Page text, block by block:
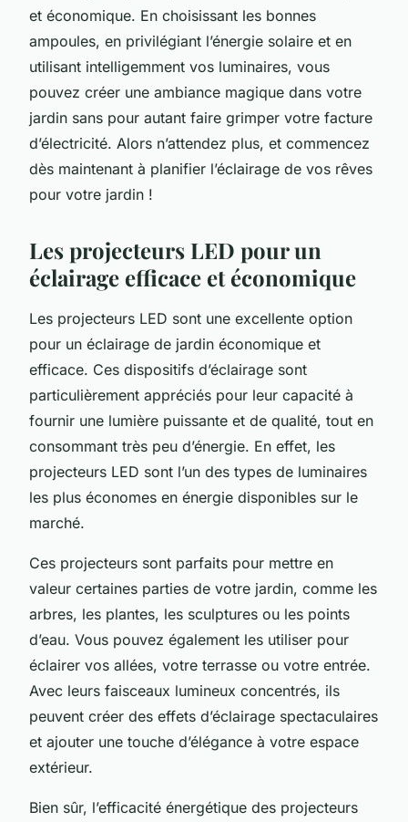
et économique. En choisissant les bonnes
ampoules, en privilégiant l’énergie solaire et en
utilisant intelligemment vos luminaires, vous
pouvez créer une ambiance magique dans votre
jardin sans pour autant faire grimper votre facture
d’électricité. Alors n’attendez plus, et commencez
dès maintenant à planifier l’éclairage de vos rêves
pour votre jardin !
Les projecteurs LED pour un
éclairage efficace et économique
Les projecteurs LED sont une excellente option
pour un éclairage de jardin économique et
efficace. Ces dispositifs d’éclairage sont
particulièrement appréciés pour leur capacité à
fournir une lumière puissante et de qualité, tout en
consommant très peu d’énergie. En effet, les
projecteurs LED sont l’un des types de luminaires
les plus économes en énergie disponibles sur le
marché.
Ces projecteurs sont parfaits pour mettre en
valeur certaines parties de votre jardin, comme les
arbres, les plantes, les sculptures ou les points
d’eau. Vous pouvez également les utiliser pour
éclairer vos allées, votre terrasse ou votre entrée.
Avec leurs faisceaux lumineux concentrés, ils
peuvent créer des effets d’éclairage spectaculaires
et ajouter une touche d’élégance à votre espace
extérieur.
Bien sûr, l’efficacité énergétique des projecteurs